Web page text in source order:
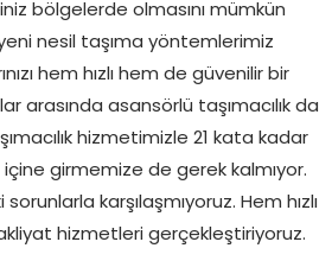
bölgelerde olmasını mümkün
yeni nesil taşıma yöntemlerimiz
hem hızlı hem de güvenilir bir
arasında asansörlü taşımacılık da
hizmetimizle 21 kata kadar
içine girmemize de gerek kalmıyor.
karşılaşmıyoruz. Hem hızlı
hizmetleri gerçekleştiriyoruz.